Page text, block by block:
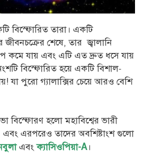
বিস্ফোরিত তারা। একটি
জীবনচক্রের শেষে, তার জ্বালানি
কমে যায় এবং এটি এত দ্রুত ধসে যায়
বিস্ফোরিত হয়ে একটি বিশাল-
যা পুরো গ্যালাক্সির চেয়ে আরও বেশি
বিস্ফোরণ হলো মহাবিশ্বের ভারী
এরপরেও তাদের অবশিষ্টাংশ গুলো
এবংক্যাসিওপিয়া-A।